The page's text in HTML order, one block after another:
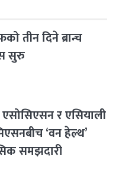
तीन दिने ब्रान्च
सुरु
र एसियाली
‘वन हेल्थ’
समझदारी